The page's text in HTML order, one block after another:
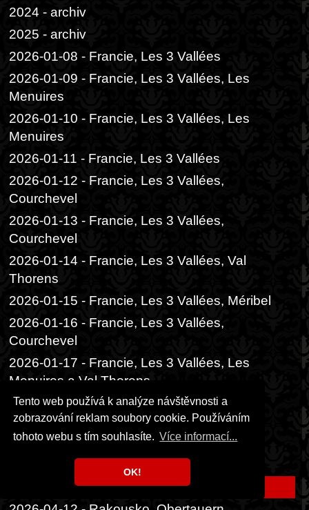
Tento web používá k analýze návštěvnosti a
zobrazování reklam soubory cookie. Používáním
tohoto webu s tím souhlasíte. Více informací...
OK!
2024 - archiv
2025 - archiv
2026-01-08 - Francie, Les 3 Vallées
2026-01-09 - Francie, Les 3 Vallées, Les
Menuires
2026-01-10 - Francie, Les 3 Vallées, Les
Menuires
2026-01-11 - Francie, Les 3 Vallées
2026-01-12 - Francie, Les 3 Vallées,
Courchevel
2026-01-13 - Francie, Les 3 Vallées,
Courchevel
2026-01-14 - Francie, Les 3 Vallées, Val
Thorens
2026-01-15 - Francie, Les 3 Vallées, Méribel
2026-01-16 - Francie, Les 3 Vallées,
Courchevel
2026-01-17 - Francie, Les 3 Vallées, Les
Menuires a Val Thorens
2026-01-18 - Francie, Les 3 Vallées, Val
Thorens
2026-01-19 - Francie, Les 3 Vallées
2026-03-15 - Klínovec
2026-04-11 - Rakousko, Obertauern